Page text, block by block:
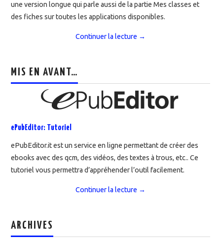
une version longue qui parle aussi de la partie Mes classes et
des fiches sur toutes les applications disponibles.
Continuer la lecture →
MIS EN AVANT…
ePubEditor: Tutoriel
ePubEditor.it est un service en ligne permettant de créer des
ebooks avec des qcm, des vidéos, des textes à trous, etc.. Ce
tutoriel vous permettra d’appréhender l’outil facilement.
Continuer la lecture →
ARCHIVES